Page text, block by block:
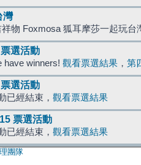
灣
物 Foxmosa 狐耳摩莎一起玩台
選活動
have winners! 觀看票選結果 ， 第
選活動
已經結束， 觀看票選結果
票選活動
已經結束， 觀看票選結果
團隊